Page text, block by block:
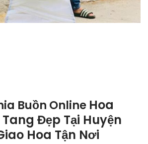
Buồn Online Hoa
Đẹp Tại Huyện
Hoa Tận Nơi